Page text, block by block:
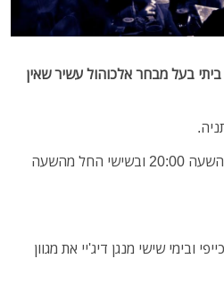
בעל מבחר אלכוהול עשיר שאין
בימים ב-ה' ושבת החל מהשעה 20:00 ובשישי החל מהשעה
ובימי שישי מנגן דיג'יי את מגוון